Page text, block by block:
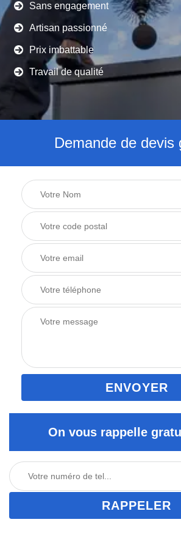
Sans engagement
Artisan passionné
Prix imbattable
Travail de qualité
Demande de devis
On vous rappelle